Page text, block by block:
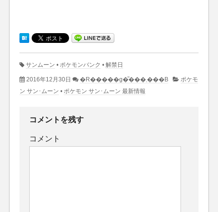
サンムーン • ポケモンバンク • 解禁日
2016年12月30日 �R�����g�͂���܂���B
ポケモ
ン サン･ムーン • ポケモン サン･ムーン 最新情報
コメントを残す
コメント